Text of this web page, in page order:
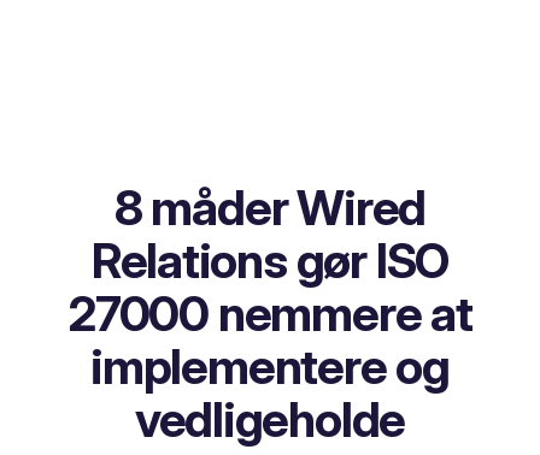
8 måder Wired
Relations gør ISO
27000 nemmere at
implementere og
vedligeholde